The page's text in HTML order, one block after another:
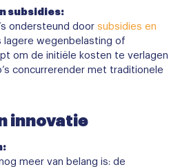
subsidies:
ondersteund doorsubsidies en
lagere wegenbelasting of
om de initiële kosten te verlagen
concurrerender met traditionele
innovatie
meer van belang is: de